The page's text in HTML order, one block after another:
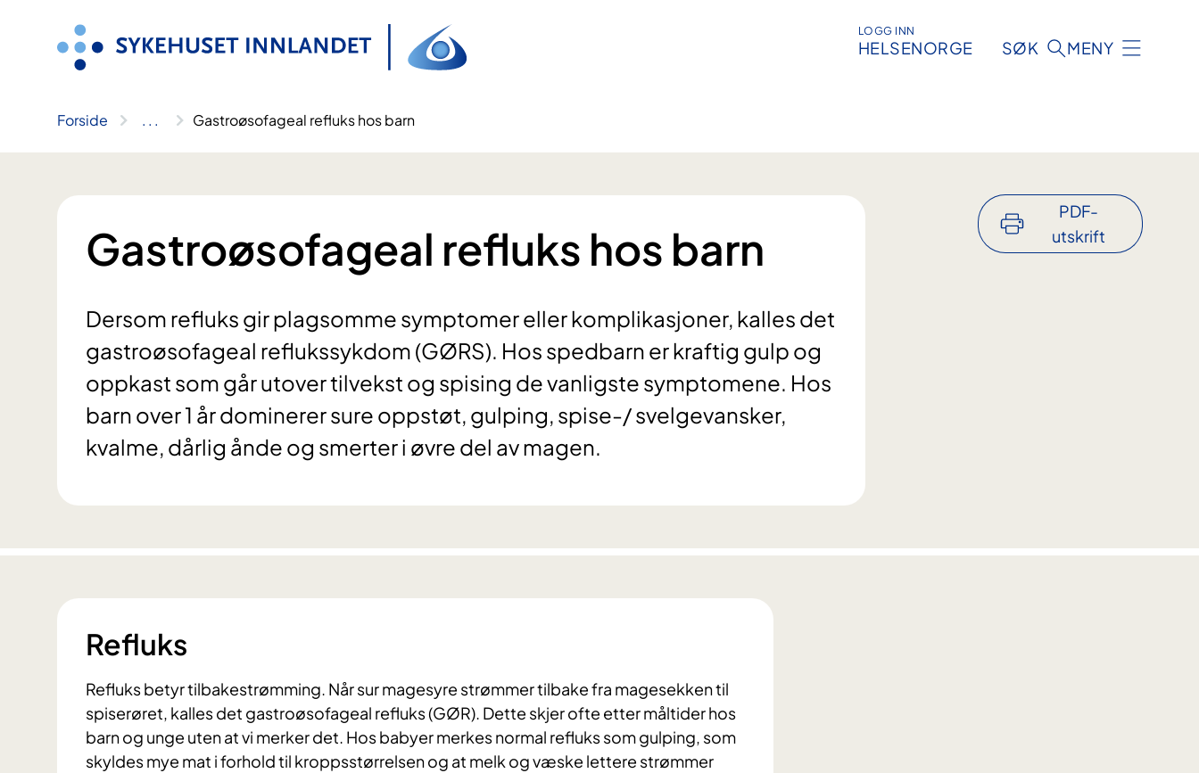
LOGG INN
HELSENORGE SØK MENY
Forside .. . Gastroøsofageal refluks hos barn
Gastroøsofageal refluks hos barn
Dersom refluks gir plagsomme symptomer eller komplikasjoner, kalles det
gastroøsofageal reflukssykdom (GØRS). Hos spedbarn er kraftig gulp og
oppkast som går utover tilvekst og spising de vanligste symptomene. Hos
barn over 1 år dominerer sure oppstøt, gulping, spise-/ svelgevansker,
kvalme, dårlig ånde og smerter i øvre del av magen.
PDF-
utskrift
Refluks
Refluks betyr tilbakestrømming. Når sur magesyre strømmer tilbake fra magesekken til
spiserøret, kalles det gastroøsofageal refluks (GØR). Dette skjer ofte etter måltider hos
barn og unge uten at vi merker det. Hos babyer merkes normal refluks som gulping, som
skyldes mye mat i forhold til kroppsstørrelsen og at melk og væske lettere strømmer